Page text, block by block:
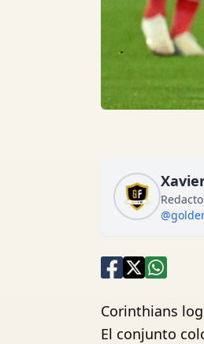
Corinthians
El conjunto